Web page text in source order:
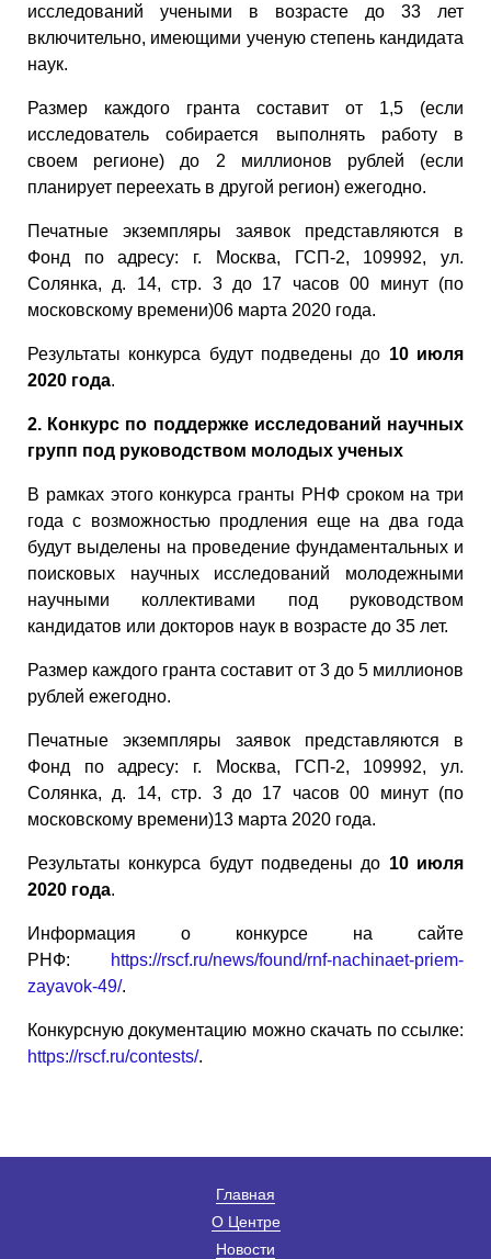
исследований учеными в возрасте до 33 лет
включительно, имеющими ученую степень кандидата
наук.
Размер каждого гранта составит от 1,5 (если
исследователь собирается выполнять работу в
своем регионе) до 2 миллионов рублей (если
планирует переехать в другой регион) ежегодно.
Печатные экземпляры заявок представляются в
Фонд по адресу: г. Москва, ГСП-2, 109992, ул.
Солянка, д. 14, стр. 3 до 17 часов 00 минут (по
московскому времени)06 марта 2020 года.
Результаты конкурса будут подведены до 10 июля
2020 года.
2. Конкурс по поддержке исследований научных
групп под руководством молодых ученых
В рамках этого конкурса гранты РНФ сроком на три
года с возможностью продления еще на два года
будут выделены на проведение фундаментальных и
поисковых научных исследований молодежными
научными коллективами под руководством
кандидатов или докторов наук в возрасте до 35 лет.
Размер каждого гранта составит от 3 до 5 миллионов
рублей ежегодно.
Печатные экземпляры заявок представляются в
Фонд по адресу: г. Москва, ГСП-2, 109992, ул.
Солянка, д. 14, стр. 3 до 17 часов 00 минут (по
московскому времени)13 марта 2020 года.
Результаты конкурса будут подведены до 10 июля
2020 года.
Информация о конкурсе на сайте
РНФ:
https://rscf.ru/news/found/rnf-nachinaet-priem-
zayavok-49/.
Конкурсную документацию можно скачать по ссылке:
https://rscf.ru/contests/.
Главная
О Центре
Новости